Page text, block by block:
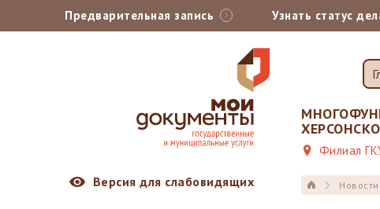
Предварительная запись Узнать статус
Филиал
Версия для слабовидящих Новости